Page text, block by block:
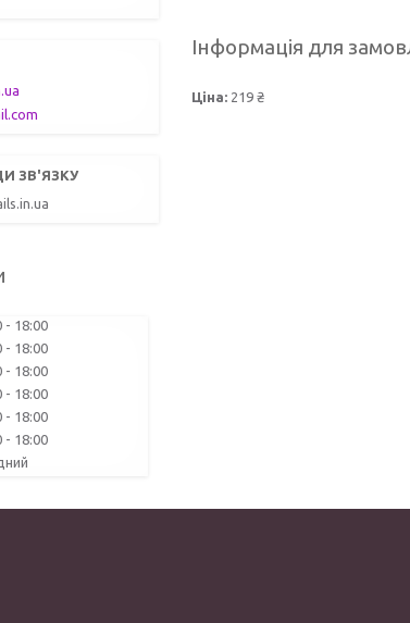
Інформація для
Ціна: 219 ₴
18:00
18:00
18:00
18:00
18:00
18:00